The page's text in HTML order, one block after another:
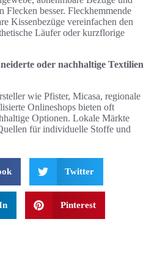
Flecken besser. Fleckhemmende
Kissenbezüge vereinfachen den
Läufer oder kurzflorige
oder nachhaltige Textilien
wie Pfister, Micasa, regionale
Onlineshops bieten oft
Optionen. Lokale Märkte
für individuelle Stoffe und
Twitter
Pinterest